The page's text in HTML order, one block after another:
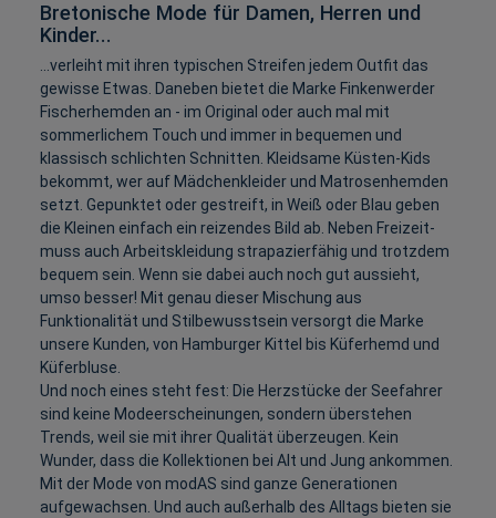
Bretonische Mode für Damen, Herren und
Kinder...
...verleiht mit ihren typischen Streifen jedem Outfit das
gewisse Etwas. Daneben bietet die Marke Finkenwerder
Fischerhemden an - im Original oder auch mal mit
sommerlichem Touch und immer in bequemen und
klassisch schlichten Schnitten. Kleidsame Küsten-Kids
bekommt, wer auf Mädchenkleider und Matrosenhemden
setzt. Gepunktet oder gestreift, in Weiß oder Blau geben
die Kleinen einfach ein reizendes Bild ab. Neben Freizeit-
muss auch Arbeitskleidung strapazierfähig und trotzdem
bequem sein. Wenn sie dabei auch noch gut aussieht,
umso besser! Mit genau dieser Mischung aus
Funktionalität und Stilbewusstsein versorgt die Marke
unsere Kunden, von Hamburger Kittel bis Küferhemd und
Küferbluse.
Und noch eines steht fest: Die Herzstücke der Seefahrer
sind keine Modeerscheinungen, sondern überstehen
Trends, weil sie mit ihrer Qualität überzeugen. Kein
Wunder, dass die Kollektionen bei Alt und Jung ankommen.
Mit der Mode von modAS sind ganze Generationen
aufgewachsen. Und auch außerhalb des Alltags bieten sie